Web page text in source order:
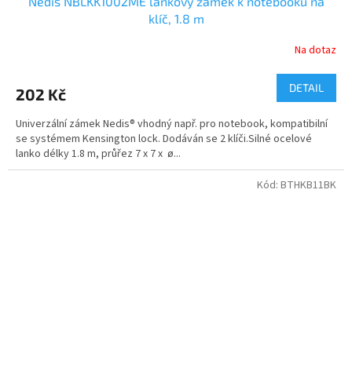
klíč, 1.8 m
Na dotaz
202 Kč DETAIL
Univerzální zámek Nedis® vhodný např. pro notebook, kompatibilní
se systémem Kensington lock. Dodáván se 2 klíči.Silné ocelové
lanko délky 1.8 m, průřez 7 x 7 x ø...
Kód: BTHKB11BK